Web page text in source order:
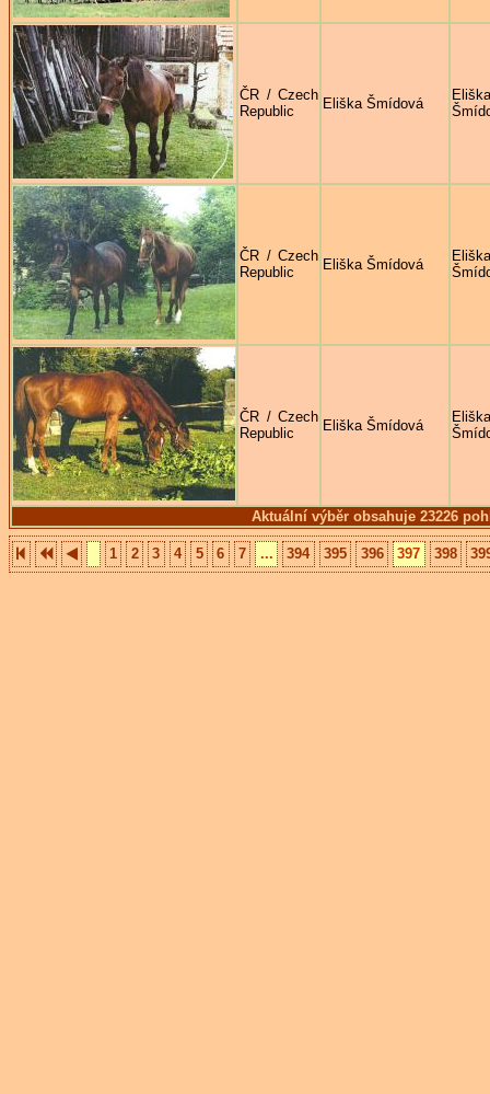
Aktuální výběr obsahuje 23226
ČR / Czech
Republic
Eliška Šmídová
Eliška
ČR / Czech
Republic
Eliška Šmídová
Eliška
ČR / Czech
Republic
Eliška Šmídová
Eliška
1 2 3 4 5 6 7 ... 394 395 396 397 398